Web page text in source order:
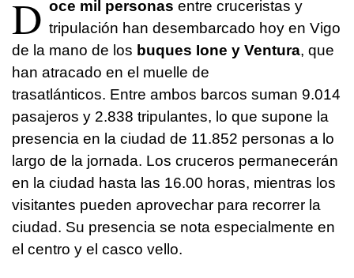
D oce mil personas entre cruceristas y
tripulación han desembarcado hoy en Vigo
de la mano de los buques Ione y Ventura, que
han atracado en el muelle de
trasatlánticos. Entre ambos barcos suman 9.014
pasajeros y 2.838 tripulantes, lo que supone la
presencia en la ciudad de 11.852 personas a lo
largo de la jornada. Los cruceros permanecerán
en la ciudad hasta las 16.00 horas, mientras los
visitantes pueden aprovechar para recorrer la
ciudad. Su presencia se nota especialmente en
el centro y el casco vello.